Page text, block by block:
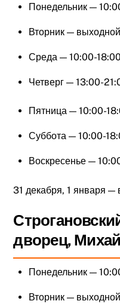
Понедельник —
Вторник — выходной
Среда — 10:00-18:00
Четверг — 13:00-
Пятница — 10:00-
Суббота — 10:00-
Воскресенье —
31 декабря, 1 января —
дворец,
Понедельник —
Вторник — выходной